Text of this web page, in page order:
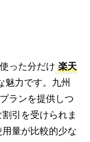
った分だけ 楽天
魅力です。九州
ランを提供しつ
引を受けられま
量が比較的少な